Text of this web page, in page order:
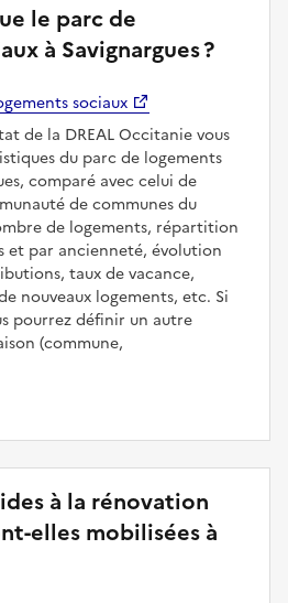
le parc de
à Savignargues ?
sociaux
de la DREAL Occitanie vous
du parc de logements
comparé avec celui de
de communes du
de logements, répartition
et par ancienneté, évolution
taux de vacance,
nouveaux logements, etc. Si
pourrez définir un autre
(commune,
à la rénovation
elles mobilisées à